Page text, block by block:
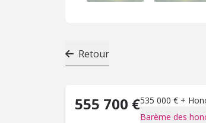
Retour
555 700 €535 000 € +
Barème des